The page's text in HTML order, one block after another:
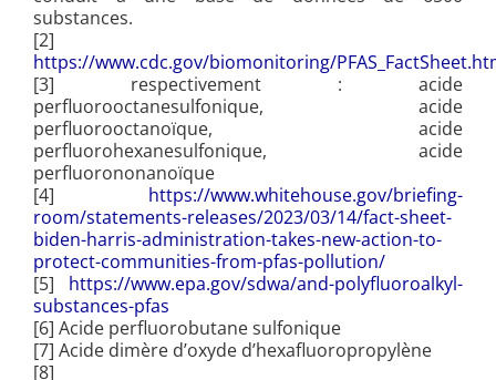
substances.
[2]
https://www.cdc.gov/biomonitoring/
[3] respectivement : acide
perfluorooctanesulfonique, acide
perfluorooctanoïque, acide
perfluorohexanesulfonique, acide
perfluorononanoïque
[4] https://www.whitehouse.gov/briefing-
room/statements-releases/2023/03/14/fact-sheet-
biden-harris-administration-takes-new-action-to-
protect-communities-from-pfas-pollution/
[5] https://www.epa.gov/sdwa/and-polyfluoroalkyl-
substances-pfas
[6] Acide perfluorobutane sulfonique
[7] Acide dimère d’oxyde d’hexafluoropropylène
[8]